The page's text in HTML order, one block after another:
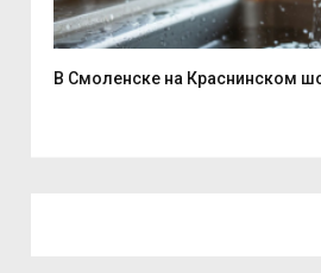
В Смоленске на Краснинском